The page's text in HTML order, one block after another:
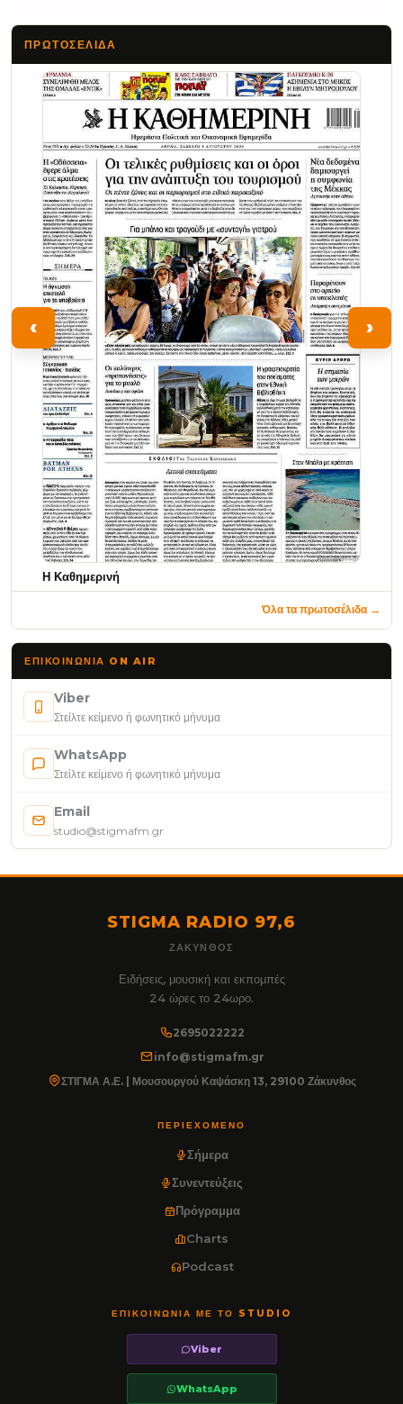
ΠΡΩΤΟΣΈΛΙΔΑ
‹
Η Καθημερινή
›
Όλα τα πρωτοσέλιδα →
ΕΠΙΚΟΙΝΩΝΊΑ ON AIR
Viber
Στείλτε κείμενο ή φωνητικό μήνυμα
WhatsApp
Στείλτε κείμενο ή φωνητικό μήνυμα
Email
studio@stigmafm.gr
STIGMA RADIO 97,6
ΖΆΚΥΝΘΟΣ
Ειδήσεις, μουσική και εκπομπές
24 ώρες το 24ωρο.
2695022222
info@stigmafm.gr
ΣΤΙΓΜΑ Α.Ε. | Μουσουργού Καψάσκη 13, 29100 Ζάκυνθος
ΠΕΡΙΕΧΌΜΕΝΟ
Σήμερα
Συνεντεύξεις
Πρόγραμμα
Charts
Podcast
ΕΠΙΚΟΙΝΩΝΊΑ ΜΕ ΤΟ STUDIO
Viber
WhatsApp